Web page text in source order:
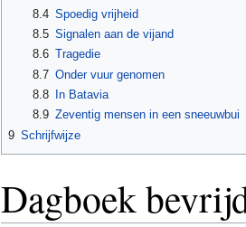
8.4 Spoedig vrijheid
8.5 Signalen aan de vijand
8.6 Tragedie
8.7 Onder vuur genomen
8.8
In Batavia
8.9 Zeventig mensen in een sneeuwbui
9 Schrijfwijze
Dagboek